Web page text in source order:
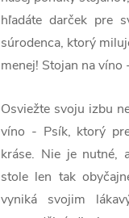
hľadáte darček pre
súrodenca, ktorý
menej! Stojan na
Osviežte svoju izbu
víno - Psík, ktorý
kráse. Nie je nutné,
stole len tak
vyniká svojim